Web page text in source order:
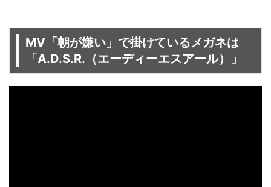
MV「朝が嫌い」で掛けているメガネは
「A.D.S.R.（エーディーエスアール）」